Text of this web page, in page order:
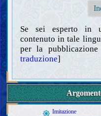
Se sei esperto in
contenuto in tale
per la
traduzione]
Introduzioni
Conoscenza
La necessità e il metodo
Impedimenti
Imitazione